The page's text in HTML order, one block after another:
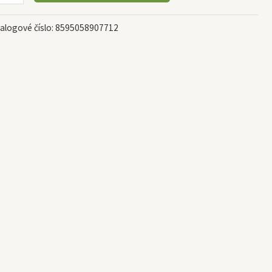
číslo: 8595058907712